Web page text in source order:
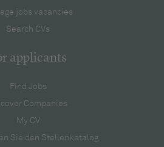
jobs vacancies
Search CVs
applicants
Find Jobs
Companies
My CV
Sie den Stellenkatalog